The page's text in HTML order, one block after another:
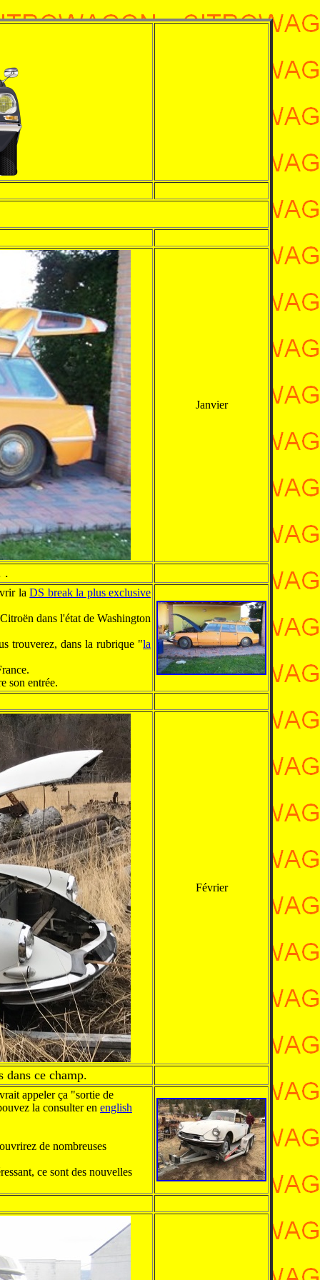
Janvier
.
laDS break la plus exclusive
dans l'état de Washington
trouverez, dans la rubrique "la
son entrée.
Février
dans ce champ.
appeler ça "sortie de
la consulter en english
de nombreuses
ce sont des nouvelles